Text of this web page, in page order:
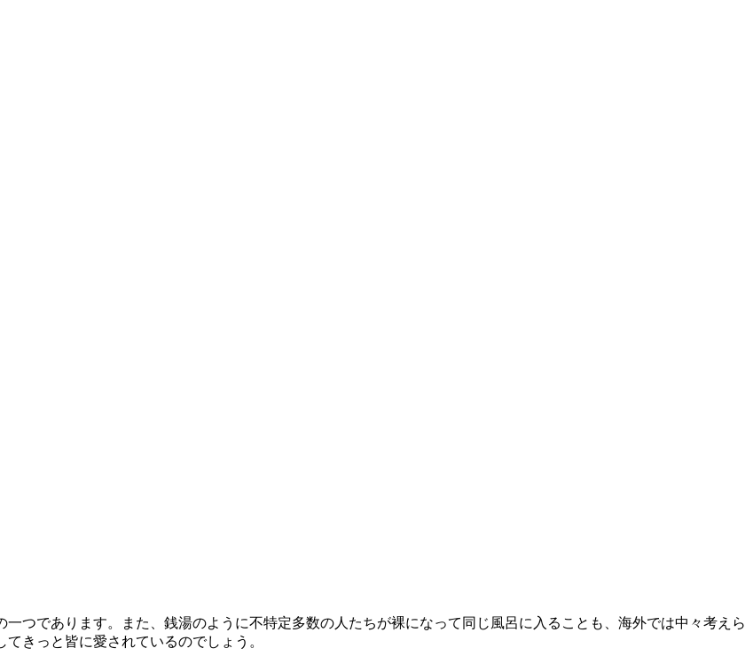
つであります。また、銭湯のように不特定多数の人たちが裸になって同じ風呂に入ることも、海外では中々考えら
きっと皆に愛されているのでしょう。